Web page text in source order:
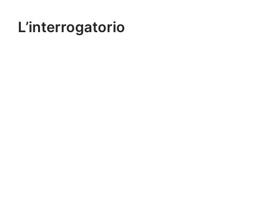
L’interrogatorio